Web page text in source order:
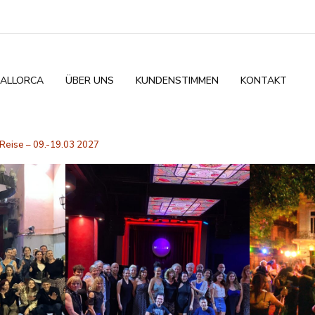
ÜBER UNS KUNDENSTIMMEN KONTAKT
– 09.-19.03 2027